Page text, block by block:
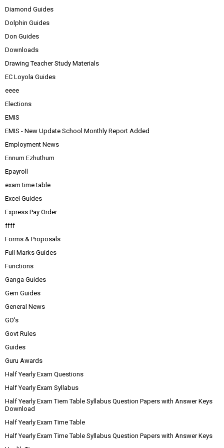
Diamond Guides
Dolphin Guides
Don Guides
Downloads
Drawing Teacher Study Materials
EC Loyola Guides
eeee
Elections
EMIS
EMIS - New Update School Monthly Report Added
Employment News
Ennum Ezhuthum
Epayroll
exam time table
Excel Guides
Express Pay Order
ffff
Forms & Proposals
Full Marks Guides
Functions
Ganga Guides
Gem Guides
General News
GO's
Govt Rules
Guides
Guru Awards
Half Yearly Exam Questions
Half Yearly Exam Syllabus
Half Yearly Exam Tiem Table Syllabus Question Papers with Answer Keys
Download
Half Yearly Exam Time Table
Half Yearly Exam Time Table Syllabus Question Papers with Answer Keys